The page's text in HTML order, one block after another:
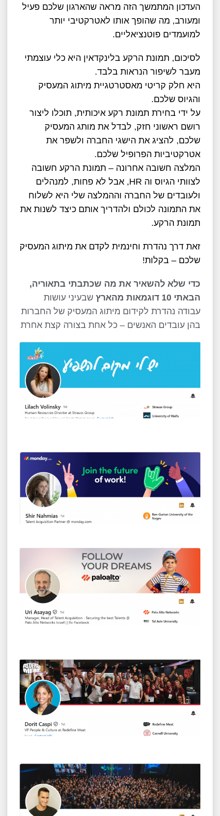
העדכון המתמשך הזה מראה שהארגון שלכם פעיל
ומעורב, מה שהופך אותו לאטרקטיבי יותר
למועמדים פוטנציאליים.
לסיכום, תמונת הרקע בלינקדאין היא כלי עוצמתי
מעבר לשיפור הנראות בלבד.
היא חלק קריטי מאסטרטגיית מיתוג המעסיק
והגיוס שלכם.
על ידי בחירת תמונת רקע איכותית, תוכלו ליצור
רושם ראשוני חזק, לבדל את מותג המעסיק
שלכם, להציג את הישגי החברה ולשפר את
אטרקטיביות הפרופיל שלכם.
המלצה חשובה אחרונה – תמונת הרקע חשובה
לצוותי הגיוס וה HR, אבל לא פחות, למנהלים
ולעובדים של החברה וההמלצה שלי היא לשלוח
את התמונה לכולם ולהדריך אותם כיצד לשנות את
תמונת הרקע.
זאת דרך נהדרת וחינמית לקדם את מיתוג המעסיק
שלכם – בקלות!
כדי שלא להשאיר את מה שכתבתי בתאוריה,
הבאתי 10 דוגמאות מהארץ
שבעיני עושות
עבודה נהדרת לקידום מיתוג המעסיק של החברות
בהן עובדים האנשים – כל אחת בצורה קצת אחרת